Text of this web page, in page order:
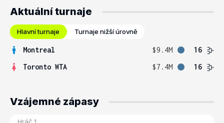
Aktuální turnaje
Hlavní turnaje Turnaje nižší úrovně
Montreal $9.4M
16
Toronto WTA
$7.4M 16
Vzájemné zápasy